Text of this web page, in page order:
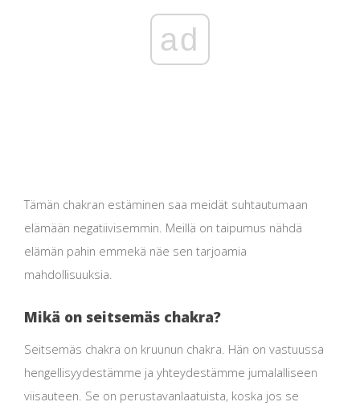
ad
Tämän chakran estäminen saa meidät suhtautumaan
elämään negatiivisemmin. Meillä on taipumus nähdä
elämän pahin emmekä näe sen tarjoamia
mahdollisuuksia.
Mikä on seitsemäs chakra?
Seitsemäs chakra on kruunun chakra. Hän on vastuussa
hengellisyydestämme ja yhteydestämme jumalalliseen
viisauteen. Se on perustavanlaatuista, koska jos se